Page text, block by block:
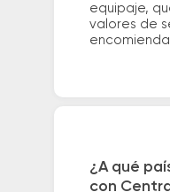
equipaje,
valores de
¿A qué
con